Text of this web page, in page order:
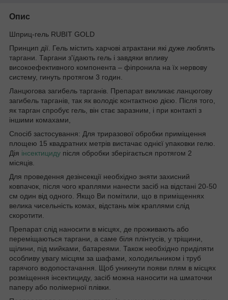
Опис
Шприц-гель RUBIT GOLD
Принцип дії. Гель містить харчові атрактани які дуже люблять
таргани. Таргани з'їдають гель і завдяки впливу
високоефективного компонента – фіпронила на їх нервову
систему, гинуть протягом 3 годин.
Ланцюгова загибель тарганів. Препарат викликає ланцюгову
загибель тарганів, так як володіє контактною дією. Після того,
як тарган спробує гель, він стає заразним, і при контакті з
іншими комахами,
Спосіб застосування: Для триразової обробки приміщення
площею 15 квадратних метрів вистачає однієї упаковки гелю.
Дія інсектициду після обробки зберігається протягом 2
місяців.
Для проведення дезінсекції необхідно зняти захисний
ковпачок, після чого краплями нанести засіб на відстані 20-50
см один від одного. Якщо Ви помітили, що в приміщеннях
велика чисельність комах, відстань між краплями слід
скоротити.
Препарат слід наносити в місцях, де проживають або
переміщаються таргани, а саме біля плінтусів, у тріщини,
щілини, під мийками, батареями. Також необхідно приділяти
особливу увагу місцям за шафами, холодильником і труб
гарячого водопостачання. Щоб уникнути появи плям в місцях
розміщення інсектициду, засіб можна наносити на шматочки
паперу або полімерної плівки.